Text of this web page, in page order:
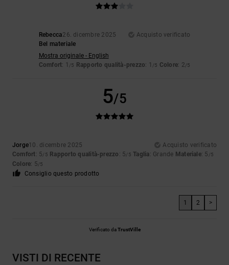
Rebecca26. dicembre 2025
Acquisto verificato
Bel materiale
Mostra originale - English
Comfort: 1 /5 Rapporto qualità-prezzo: 1 /5 Colore: 2/5
5/5
Jorge10. dicembre 2025
Acquisto verificato
Comfort: 5/5 Rapporto qualità-prezzo : 5/5 Taglia: Grande Materiale: 5 /5
Colore: 5/5
Consiglio questo prodotto
1 2 >
Verificato daTrustVille
VISTI DI RECENTE